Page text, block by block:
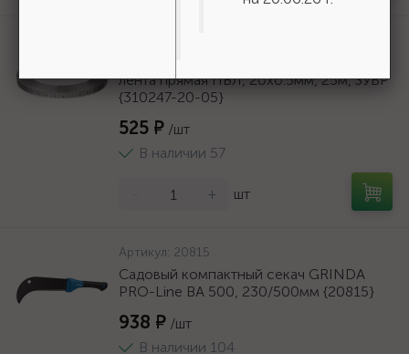
лента прямая ПВЛ, 20х0.5мм, 25м, ЗУБР
{310247-20-05}
525 ₽ /шт
В наличии 57
+ шт
Артикул: 20815
Садовый компактный секач GRINDA
PRO-Line BA 500, 230/500мм {20815}
938 ₽ /шт
В наличии 104